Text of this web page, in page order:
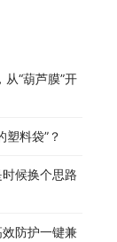
“葫芦膜”开
塑料袋”？
候换个思路
防护一键兼